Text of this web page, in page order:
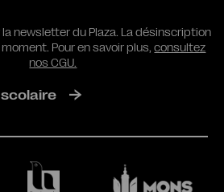
RGPD
newsletter du Plaza. La désinscription
Pour en savoir plus,consultez
nos CGU.